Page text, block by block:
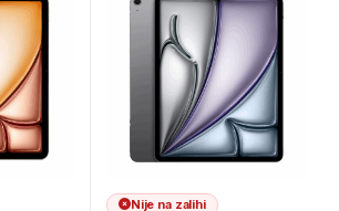
Nije na zalihi